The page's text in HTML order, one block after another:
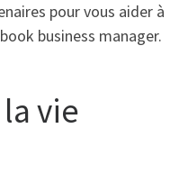
pour vous aider à
business manager.
vie